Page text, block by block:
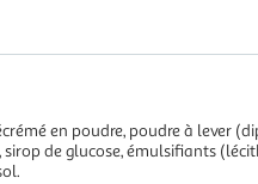
en poudre, poudre à lever
de glucose, émulsifiants